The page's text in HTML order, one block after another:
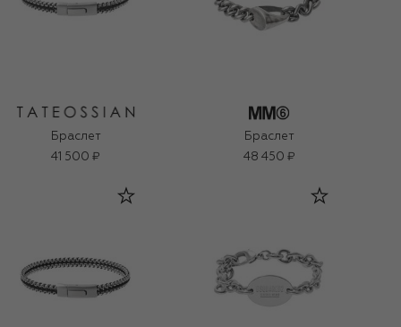
Браслет
41 500 ₽
Браслет
48 450 ₽